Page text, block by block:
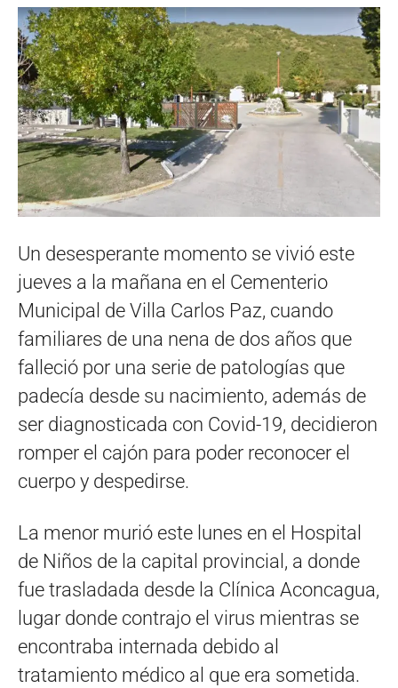
Un desesperante momento se vivió este
jueves a la mañana en el Cementerio
Municipal de Villa Carlos Paz, cuando
familiares de una nena de dos años que
falleció por una serie de patologías que
padecía desde su nacimiento, además de
ser diagnosticada con Covid-19, decidieron
romper el cajón para poder reconocer el
cuerpo y despedirse.
La menor murió este lunes en el Hospital
de Niños de la capital provincial, a donde
fue trasladada desde la Clínica Aconcagua,
lugar donde contrajo el virus mientras se
encontraba internada debido al
tratamiento médico al que era sometida.